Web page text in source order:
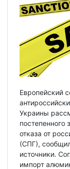
Европейский
Украины
отказа от
(СПГ),
источники.
импорт